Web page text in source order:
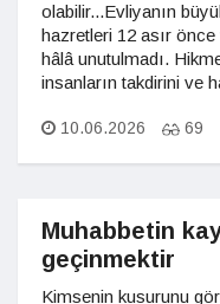
olabilir...Evliyanın
hazretleri 12 asır
hâlâ unutulmadı.
insanların takdirini ve
10.06.2026 69
Muhabbetin
geçinmektir
Kimsenin kusurunu